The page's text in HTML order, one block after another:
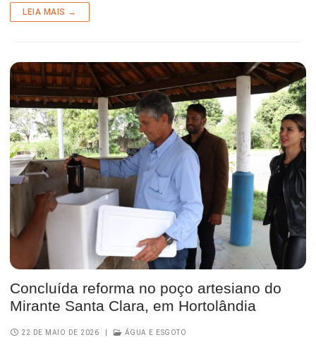
LEIA MAIS →
Concluída reforma no poço artesiano do
Mirante Santa Clara, em Hortolândia
22 DE MAIO DE 2026 ÁGUA E ESGOTO